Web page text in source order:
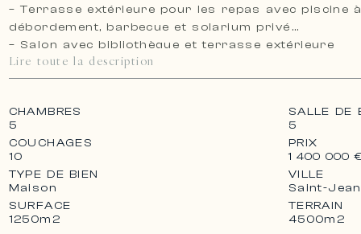
– Terrasse extérieure pour les repas avec piscine à
débordement, barbecue et solarium privé
– Salon avec bibliothèque et terrasse extérieure
– salle à manger avec cuisine ouverte et bar pour
déjeuner
– Bar et deuxième salon avec terrasse
– Bureau entièrement équipé
– Espace fitness extérieur
– Hammam
– Jacuzzi
– Home cinéma
– Climatisation
Lire toute la description
CHAMBRES
5
SALLE DE
5
COUCHAGES
10
PRIX
1 400 000 €
TYPE DE BIEN
Maison
VILLE
Saint-
SURFACE
1250m2
TERRAIN
4500m2